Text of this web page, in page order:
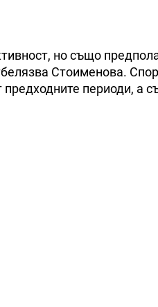
но също
Стоименова.
периоди, а